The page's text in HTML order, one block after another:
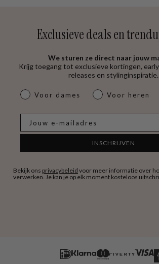
Exclusieve deals en
We sturen ze direct naar jouw
Krijg toegang tot exclusieve kortingen,
releases en stylinginspiratie.
dames & heren
Voor dames Voor heren
INSCHRIJVEN
Bekijk ons privacybeleid voor meer informatie over
verwerken. Je kan je op elk moment kosteloos